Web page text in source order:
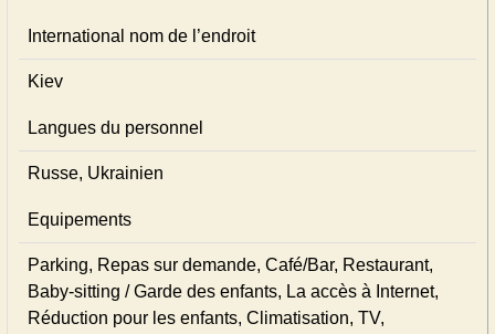
International nom de l’endroit
Kiev
Langues du personnel
Russe, Ukrainien
Equipements
Parking, Repas sur demande, Café/Bar, Restaurant,
Baby-sitting / Garde des enfants, La accès à Internet,
Réduction pour les enfants, Climatisation, TV,